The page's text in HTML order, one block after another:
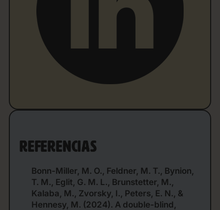
REFERENCIAS
Bonn-Miller, M. O., Feldner, M. T., Bynion,
T. M., Eglit, G. M. L., Brunstetter, M.,
Kalaba, M., Zvorsky, I., Peters, E. N., &
Hennesy, M. (2024). A double-blind,